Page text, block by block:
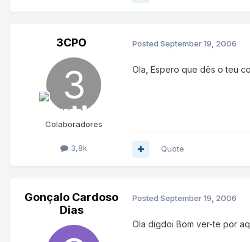
3CPO
Colaboradores
3,8k
Posted September 19, 2006
Ola, Espero que dês o teu
Quote
Gonçalo Cardoso
Dias
Posted September 19, 2006
Ola digdoi Bom ver-te por